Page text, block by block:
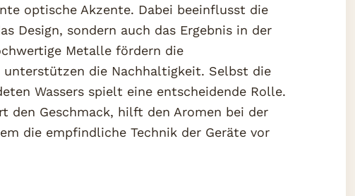
optische Akzente. Dabei beeinflusst die
Design, sondern auch das Ergebnis in der
Metalle fördern die
die Nachhaltigkeit. Selbst die
Wassers spielt eine entscheidende Rolle.
den Geschmack, hilft den Aromen bei der
die empfindliche Technik der Geräte vor